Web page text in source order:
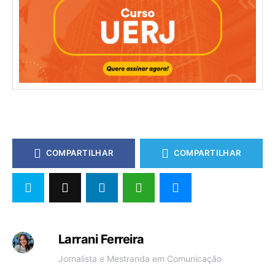
COMPARTILHAR COMPARTILHAR
Larrani Ferreira
Jornalista e Mestranda em Comunicação